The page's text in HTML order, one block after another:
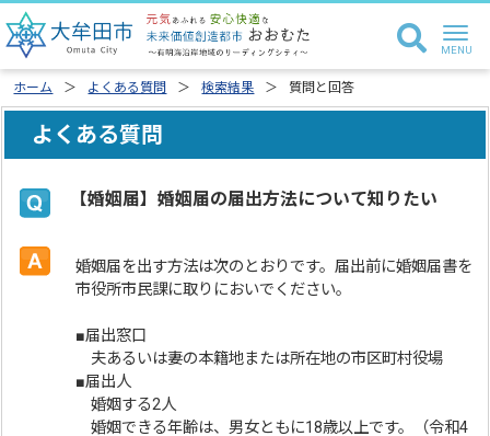
ホーム よくある質問 検索結果 質問と回答
よくある質問
【婚姻届】婚姻届の届出方法について知りたい
婚姻届を出す方法は次のとおりです。届出前に婚姻届書を
市役所市民課に取りにおいでください。
■届出窓口
夫あるいは妻の本籍地または所在地の市区町村役場
■届出人
婚姻する2人
婚姻できる年齢は、男女ともに18歳以上です。（令和4